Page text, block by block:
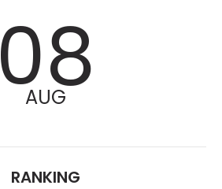
08
AUG
RANKING